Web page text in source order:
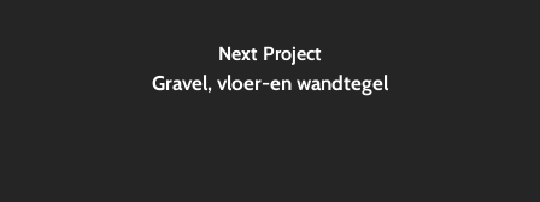
Next Project
Gravel, vloer-en wandtegel